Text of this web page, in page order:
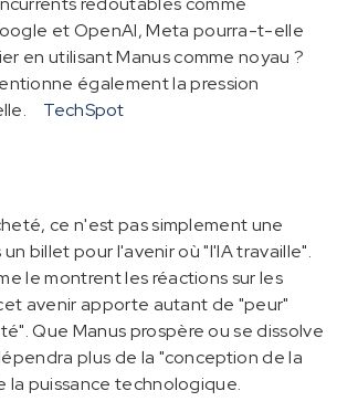
et OpenAI, Meta pourra-t-elle
en utilisant Manus comme noyau ?
également la pression
TechSpot
ce n'est pas simplement une
billet pour l'avenir où "l'IA travaille".
le montrent les réactions sur les
avenir apporte autant de "peur"
Que Manus prospère ou se dissolve
plus de la "conception de la
la puissance technologique.